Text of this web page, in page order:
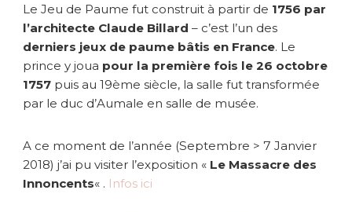
Le Jeu de Paume fut construit à partir de 1756 par
l’architecte Claude Billard – c’est l’un des
derniers jeux de paume bâtis en France. Le
prince y joua pour la première fois le 26 octobre
1757 puis au 19ème siècle, la salle fut transformée
par le duc d’Aumale en salle de musée.
A ce moment de l’année (Septembre > 7 Janvier
2018) j’ai pu visiter l’exposition « Le Massacre des
Innoncents« . Infos ici